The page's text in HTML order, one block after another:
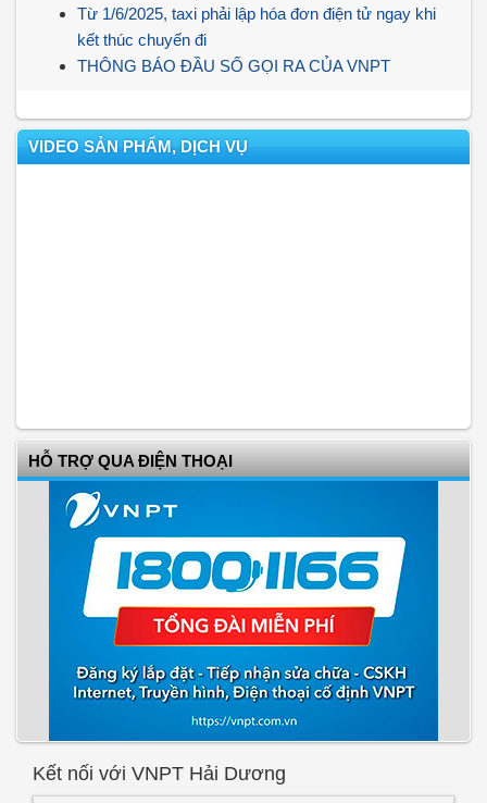
Từ 1/6/2025, taxi phải lập hóa đơn điện tử ngay khi
kết thúc chuyến đi
THÔNG BÁO ĐẦU SỐ GỌI RA CỦA VNPT
VIDEO SẢN PHẨM, DỊCH VỤ
HỖ TRỢ QUA ĐIỆN THOẠI
Kết nối với VNPT Hải Dương